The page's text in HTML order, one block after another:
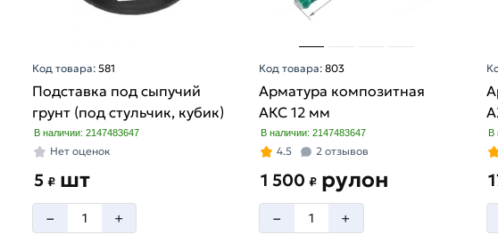
Код товара: 581
Подставка под сыпучий
грунт (под стульчик, кубик)
В наличии: 2147483647
Нет оценок
5 ₽ шт
– +
Код товара:803
Арматура композитная
АКС 12 мм
В наличии: 2147483647
4.5 2 отзывов
1 500₽ рулон
– +
В